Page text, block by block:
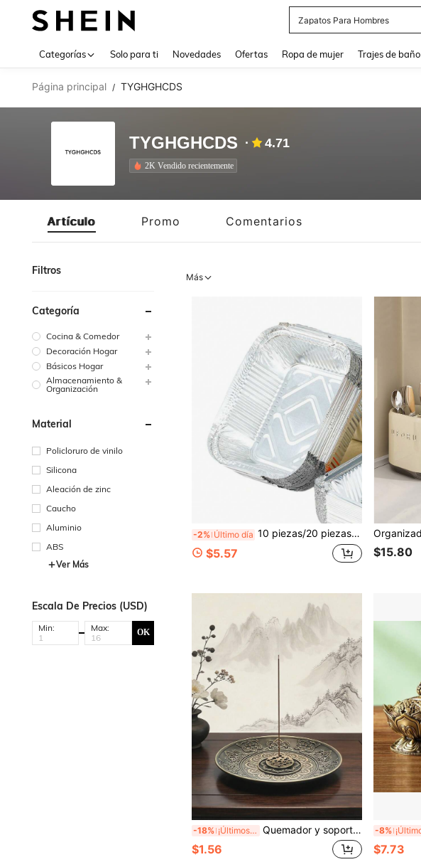
Zapatos Para Hombres
Categorías Solo para ti Novedades Ofertas Ropa de mujer Trajes de baño
Página principal / TYGHGHCDS
TYGHGHCDS 4.71
2K Vendido recientemente
Artículo Promo Comentarios
Filtros
Categoría
Cocina & Comedor
Decoración Hogar
Básicos Hogar
Almacenamiento &
Organización
Material
Policloruro de vinilo
Silicona
Aleación de zinc
Caucho
Aluminio
ABS
Ver Más
Escala De Precios (USD)
Min: Max: OK
Más
-2% Último día 10 piezas/20 piezas Bandejas rectangulares de papel de aluminio, bandejas de hornear de aluminio desechables aptas para freidora de aire y horno
$5.57 $15.80
-18% ¡Últimos 3 días Quemador y soporte de incienso de cobre, adecuado para conos, torres y varillas de incienso, para meditación, yoga, uso en interiores y exteriores
$1.56
-8%
$7.73